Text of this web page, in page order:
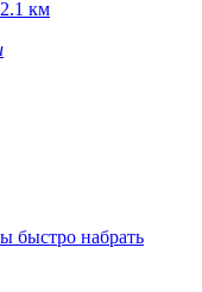
км
быстро набрать